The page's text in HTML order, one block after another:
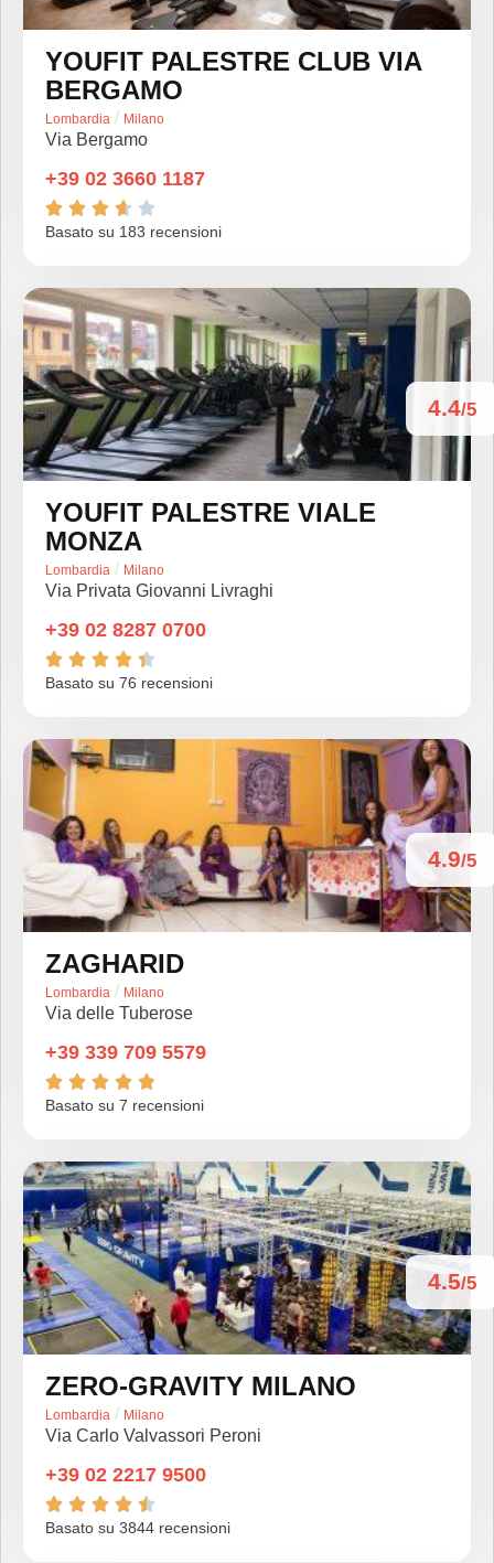
YOUFIT PALESTRE CLUB VIA
BERGAMO
Lombardia / Milano
Via Bergamo
+39 02 3660 1187
    
Basato su 183 recensioni
4.4/5
YOUFIT PALESTRE VIALE
MONZA
Lombardia / Milano
Via Privata Giovanni Livraghi
+39 02 8287 0700
    
Basato su 76 recensioni
4.9/5
ZAGHARID
Lombardia / Milano
Via delle Tuberose
+39 339 709 5579
    
Basato su 7 recensioni
4.5/5
ZERO-GRAVITY MILANO
Lombardia / Milano
Via Carlo Valvassori Peroni
+39 02 2217 9500
    
Basato su 3844 recensioni